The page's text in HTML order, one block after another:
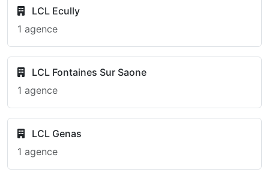
LCL Ecully
1 agence
LCL Fontaines Sur Saone
1 agence
LCL Genas
1 agence